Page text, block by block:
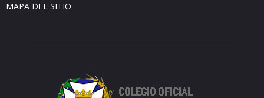
MAPA DEL SITIO